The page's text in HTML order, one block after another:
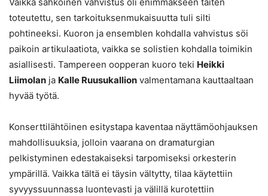
Vaikka sähköinen vahvistus oli enimmäkseen taiten
toteutettu, sen tarkoituksenmukaisuutta tuli silti
pohtineeksi. Kuoron ja ensemblen kohdalla vahvistus söi
paikoin artikulaatiota, vaikka se solistien kohdalla toimikin
asiallisesti. Tampereen oopperan kuoro teki Heikki
Liimolan ja Kalle Ruusukallion valmentamana kauttaaltaan
hyvää työtä.
Konserttilähtöinen esitystapa kaventaa näyttämöohjauksen
mahdollisuuksia, jolloin vaarana on dramaturgian
pelkistyminen edestakaiseksi tarpomiseksi orkesterin
ympärillä. Vaikka tältä ei täysin vältytty, tilaa käytettiin
syvyyssuunnassa luontevasti ja välillä kurotettiin